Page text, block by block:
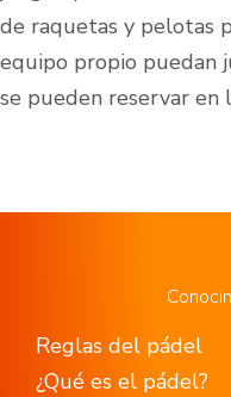
de raquetas y pelotas
equipo propio puedan
se pueden reservar en
Reglas del pádel
¿Qué es el pádel?